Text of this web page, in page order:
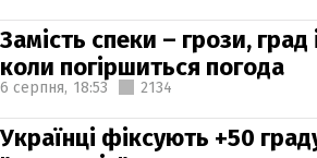
Замість спеки – грози, град
коли погіршиться погода
6 серпня, 18:53 2134
Українці фіксують +50